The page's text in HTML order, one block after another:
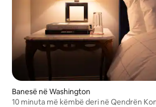
Banesë në Washington
10 minuta më këmbë deri në Qendrën